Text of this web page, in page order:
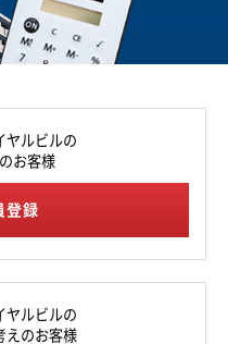
ヤルビルの
お客様
登録
ヤルビルの
えのお客様